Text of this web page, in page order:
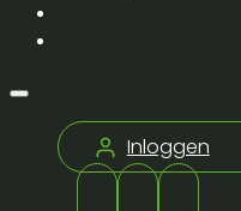
Inloggen